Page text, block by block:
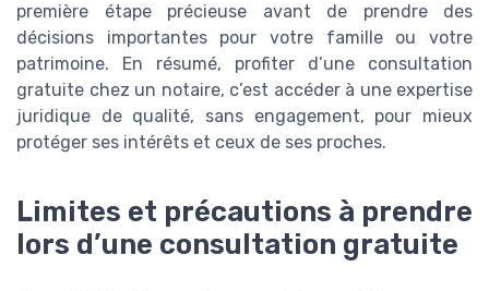
première étape précieuse avant de prendre des
décisions importantes pour votre famille ou votre
patrimoine. En résumé, profiter d’une consultation
gratuite chez un notaire, c’est accéder à une expertise
juridique de qualité, sans engagement, pour mieux
protéger ses intérêts et ceux de ses proches.
Limites et précautions à prendre
lors d’une consultation gratuite